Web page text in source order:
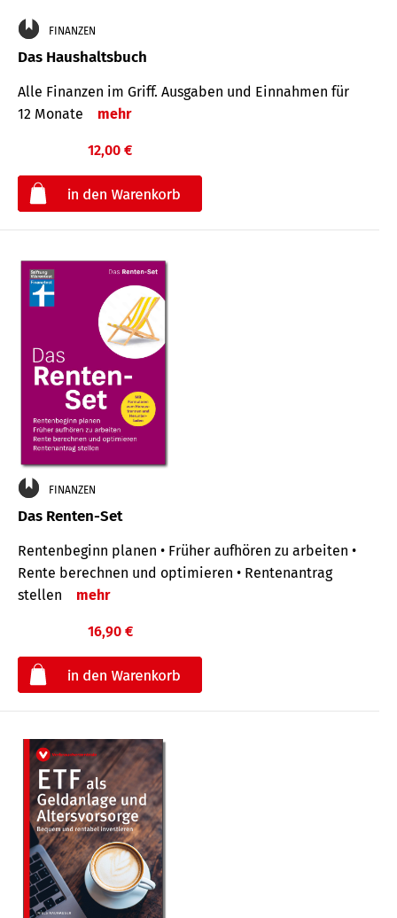
FINANZEN
Das Haushaltsbuch
Alle Finanzen im Griff. Aus­gaben und Ein­nahmen für
12 Monate
mehr
12,00 €
FINANZEN
Das Renten-Set
Rentenbeginn planen • Früher aufhören zu arbeiten •
Rente berechnen und optimieren • Rentenantrag
stellen
mehr
16,90 €